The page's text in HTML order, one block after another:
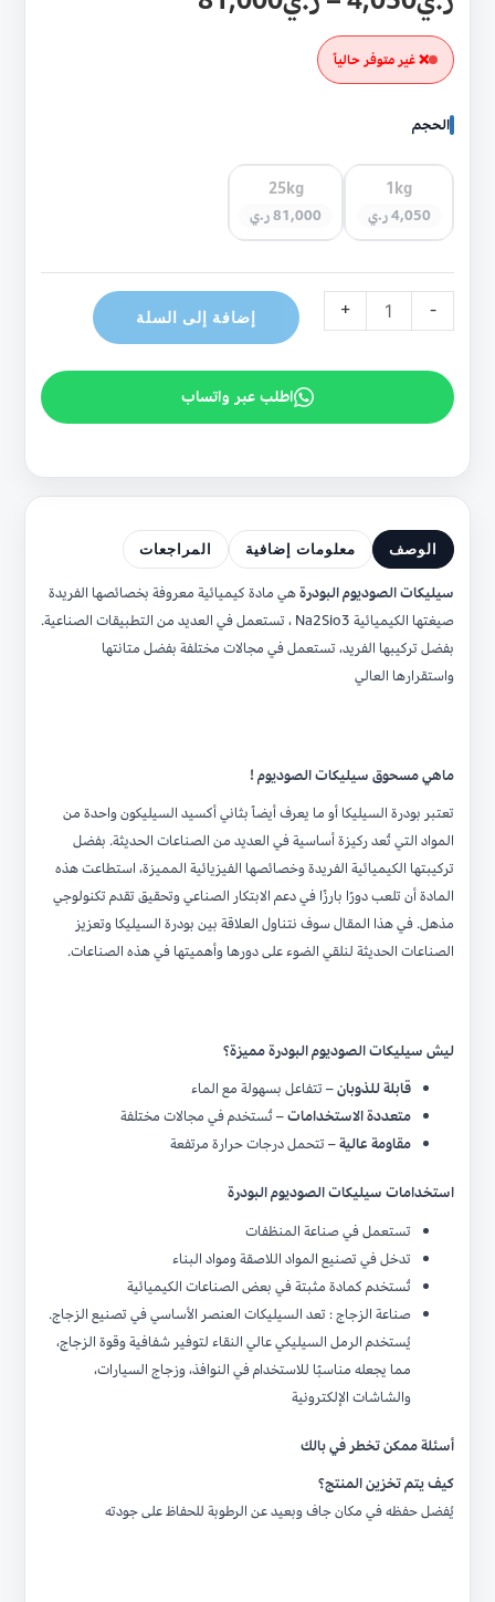
واحد
❌ غير متوفر حالياً
الحجم
1kg
4,050 ر.ي
25kg
81,000 ر.ي
-
+ إضافة إلى السلة
اطلب عبر واتساب
الوصف معلومات إضافية المراجعات
سيليكات الصوديوم البودرةهي مادة كيميائية معروفة بخصائصها الفريدة
صيغتها الكيميائية Na2Sio3 ، تستعمل في العديد من التطبيقات الصناعية.
بفضل تركيبها الفريد، تستعمل في مجالات مختلفة بفضل متانتها
واستقرارها العالي
ماهي مسحوق سيليكات الصوديوم !
تعتبر بودرة السيليكا أو ما يعرف أيضاً بثاني أكسيد السيليكون واحدة من
المواد التي تُعد ركيزة أساسية في العديد من الصناعات الحديثة. بفضل
تركيبتها الكيميائية الفريدة وخصائصها الفيزيائية المميزة، استطاعت هذه
المادة أن تلعب دورًا بارزًا في دعم الابتكار الصناعي وتحقيق تقدم تكنولوجي
مذهل. في هذا المقال سوف نتناول العلاقة بين بودرة السيليكا وتعزيز
الصناعات الحديثة لنلقي الضوء على دورها وأهميتها في هذه الصناعات.
ليش سيليكات الصوديوم البودرة مميزة؟
قابلة للذوبان– تتفاعل بسهولة مع الماء
متعددة الاستخدامات– تُستخدم في مجالات مختلفة
مقاومة عالية– تتحمل درجات حرارة مرتفعة
استخدامات سيليكات الصوديوم البودرة
تستعمل في صناعة المنظفات
تدخل في تصنيع المواد اللاصقة ومواد البناء
تُستخدم كمادة مثبتة في بعض الصناعات الكيميائية
صناعة الزجاج : تعد السيليكات العنصر الأساسي في تصنيع الزجاج.
يُستخدم الرمل السيليكي عالي النقاء لتوفير شفافية وقوة الزجاج،
مما يجعله مناسبًا للاستخدام في النوافذ، وزجاج السيارات،
والشاشات الإلكترونية
أسئلة ممكن تخطر في بالك
كيف يتم تخزين المنتج؟
يُفضل حفظه في مكان جاف وبعيد عن الرطوبة للحفاظ على جودته